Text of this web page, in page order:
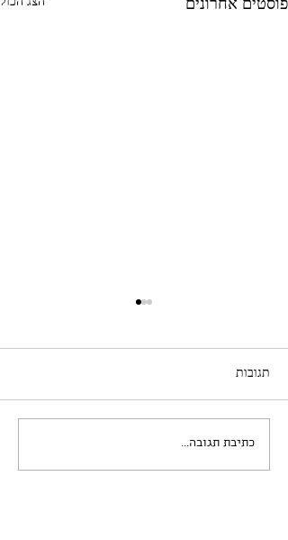
פוסטים אחרונים
המקצב הצירקדיאני, שעון
האיברים והעור
תגובות
כתיבת תגובה...